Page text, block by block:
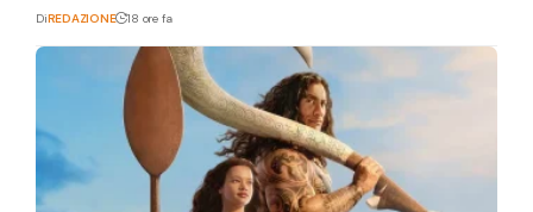
DiREDAZIONE 18 ore fa